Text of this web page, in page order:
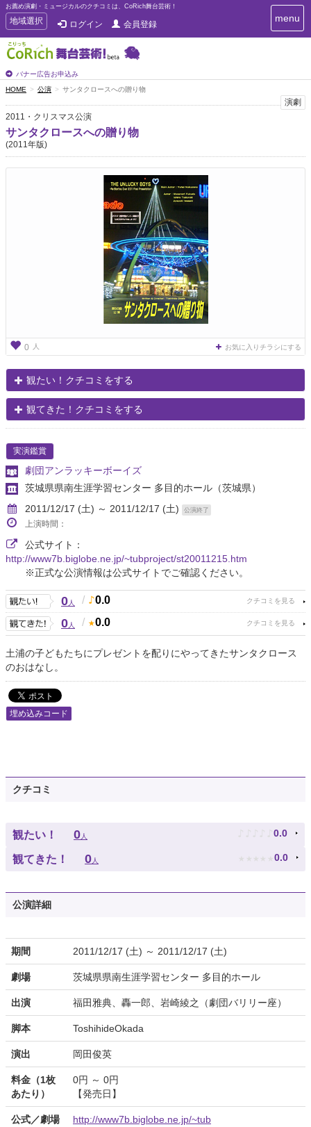
お薦め演劇・ミュージカルのクチコミは、CoRich舞台芸術！
T
o
g
g
e
n
a
v
i
g
a
地域選択 ログイン 会員登録
バナー広告お申込み
T
o
g
a
menu
HOME 公演 サンタクロースへの贈り物
演劇
2011・クリスマス公演
サンタクロースへの贈り物
(2011年版)
0 人 お気に入りチラシにする
観たい！クチコミをする
観てきた！クチコミをする
実演鑑賞
劇団アンラッキーボーイズ
茨城県県南生涯学習センター 多目的ホール （茨城県）
2011/12/17 (土) ～ 2011/12/17 (土)
公演終了
上演時間：
公式サイト：
http://www7b.biglobe.ne.jp/~tubproject/st20011215.htm
※正式な公演情報は公式サイトでご確認ください。
0人 / 0.0
0人 / 0.0
土浦の子どもたちにプレゼントを配りにやってきたサンタクロース
のおはなし。
埋め込みコード
クチコミ
観たい！ 0人 ♪ ♪ ♪ ♪ ♪ 0.0
観てきた！ 0人 ★ ★ ★ ★ ★ 0.0
公演詳細
期間 2011/12/17 (土) ～ 2011/12/17 (土)
劇場 茨城県県南生涯学習センター 多目的ホール
出演 福田雅典、轟一郎、岩崎綾之（劇団バリリー座）
脚本 ToshihideOkada
演出 岡田俊英
料金（1枚
あたり）
0円 ～ 0円
【発売日】
公式／劇場
http://www7b.biglobe.ne.jp/~tub